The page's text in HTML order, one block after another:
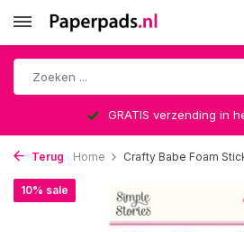
GRATIS verzending in
Terug Home Crafty Babe Foam
10% sale